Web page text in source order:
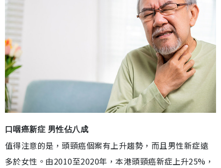
口咽癌新症 男性佔八成
值得注意的是，頭頸癌個案有上升趨勢，而且男性新症遠
多於女性。由2010至2020年，本港頭頸癌新症上升25%，